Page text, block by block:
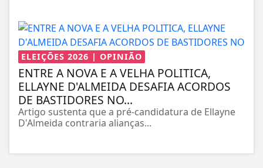
ELEIÇÕES 2026 | OPINIÃO
ENTRE A NOVA E A VELHA POLITICA,
ELLAYNE D'ALMEIDA DESAFIA ACORDOS
DE BASTIDORES NO...
Artigo sustenta que a pré-candidatura de Ellayne
D'Almeida contraria alianças...